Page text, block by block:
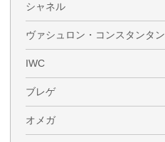
シャネル
ヴァシュロン・コンスタンタン
IWC
ブレゲ
オメガ